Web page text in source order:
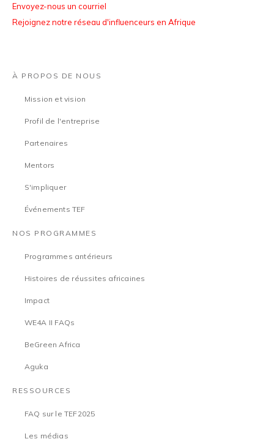
Envoyez-nous un courriel
Rejoignez notre réseau d'influenceurs en Afrique
À PROPOS DE NOUS
Mission et vision
Profil de l'entreprise
Partenaires
Mentors
S'impliquer
Événements TEF
NOS PROGRAMMES
Programmes antérieurs
Histoires de réussites africaines
Impact
WE4A II FAQs
BeGreen Africa
Aguka
RESSOURCES
FAQ sur le TEF2025
Les médias